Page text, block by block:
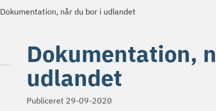
Dokumentation, når du bor i udlandet
Dokumentation,
udlandet
Publiceret 29-09-2020